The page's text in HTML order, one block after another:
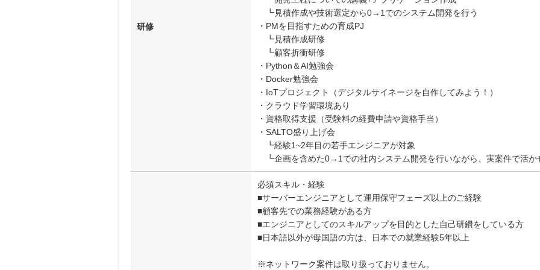
研修
┗見積作成や技術選定から0→1でのシステム開発を行う
・PMを目指すための育成PJ
┗見積作成研修
┗顧客折衝研修
・Python＆AI勉強会
・Docker勉強会
・IoTプロジェクト（デジタルサイネージを自作してみよう！）
・クラウド学習環境あり
・資格取得支援（受験料の経費申請や資格手当）
・SALTO盛り上げ会
┗経験1~2年目の若手エンジニアが対象
┗企画を含めた0→1での社内システム開発を行いながら、実案件で活か
必須スキル・経験
■サーバーエンジニアとして運用保守フェーズ以上のご経験
■顧客先での業務経験がある方
■エンジニアとしてのスキルアップを目的とした自己研鑽をしている方
■日本語以外が母国語の方は、日本での就業経験5年以上
※ネットワーク案件は取り扱っておりません。